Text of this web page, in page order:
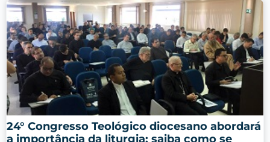
24° Congresso Teológico diocesano abordará
a importância da liturgia; saiba como se